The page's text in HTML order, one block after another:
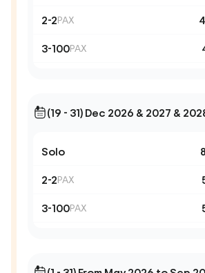
2-2PAX
3-100PAX
(19 - 31) Dec 2026 & 2027 &
Solo
2-2PAX
3-100PAX